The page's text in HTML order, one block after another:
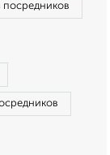
посредников